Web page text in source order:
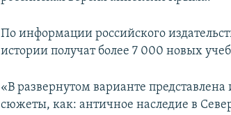
По информации российского
истории получат более 7 000 новых
«В развернутом варианте
сюжеты, как: античное наследие в